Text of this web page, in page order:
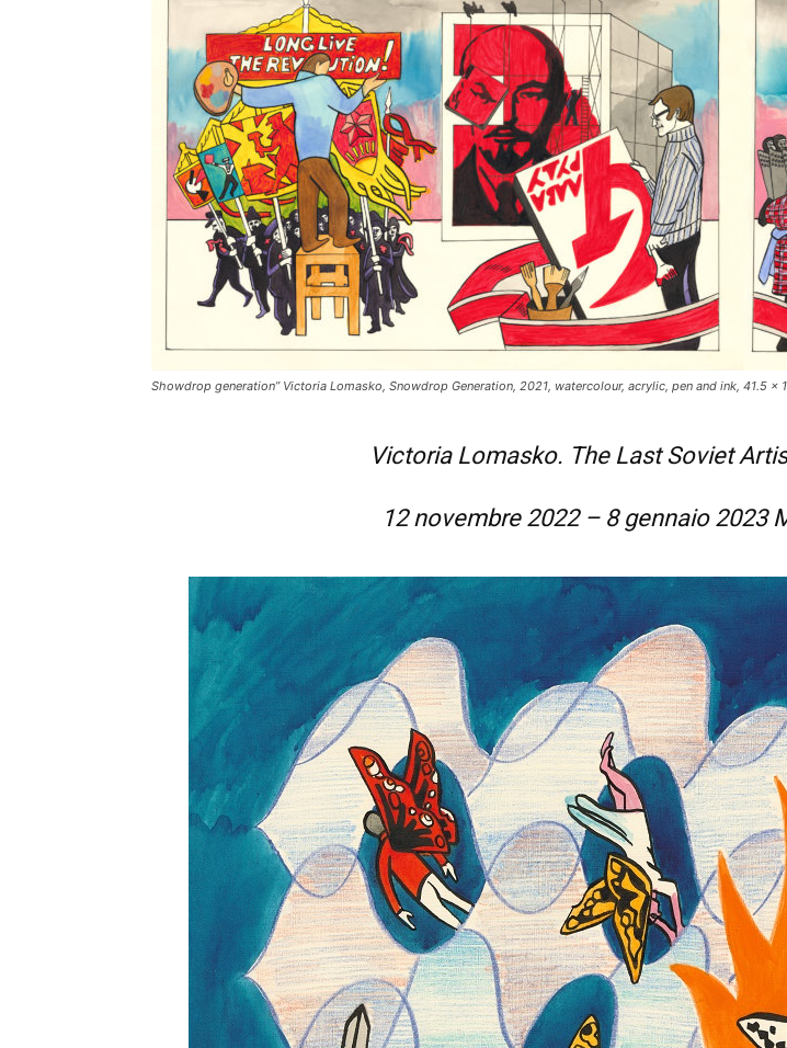
Showdrop generation” Victoria Lomasko, Snowdrop Generation, 2021, watercolour, acrylic, pen and ink, 41.5 x
Victoria Lomasko. The Last Soviet
12 novembre 2022 – 8 gennaio 2023